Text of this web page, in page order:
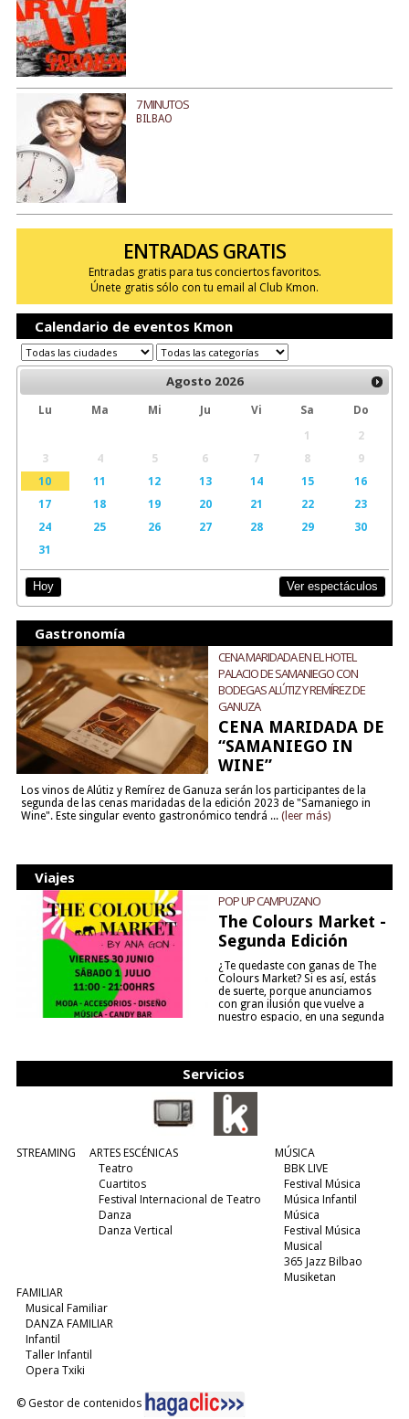
7 MINUTOS
BILBAO
ENTRADAS GRATIS
Entradas gratis para tus conciertos favoritos.
Únete gratis sólo con tu email al Club Kmon.
Calendario de eventos Kmon
Agosto 2026
Lu Ma Mi Ju Vi Sa
Do
1
2
3
4 5 6 7 8
9
10
11 12 13 14 15
16
17
18 19 20 21 22
23
24
25 26 27 28 29
30
31
Hoy Ver espectáculos
Gastronomía
CENA MARIDADA EN EL HOTEL
PALACIO DE SAMANIEGO CON
BODEGAS ALÚTIZ Y REMÍREZ DE
GANUZA
CENA MARIDADA DE
“SAMANIEGO IN
WINE”
Los vinos de Alútiz y Remírez de Ganuza serán los participantes de la
segunda de las cenas maridadas de la edición 2023 de "Samaniego in
Wine". Este singular evento gastronómico tendrá ... (leer más)
Viajes
POP UP CAMPUZANO
The Colours Market -
Segunda Edición
¿Te quedaste con ganas de The
Colours Market? Si es así, estás
de suerte, porque anunciamos
con gran ilusión que vuelve a
nuestro espacio, en una segunda
Servicios
STREAMING
ARTES ESCÉNICAS
Teatro
Cuartitos
Festival Internacional de Teatro
Danza
Danza Vertical
MÚSICA
BBK LIVE
Festival Música
Música Infantil
Música
Festival Música
Musical
365 Jazz Bilbao
Musiketan
FAMILIAR
Musical Familiar
DANZA FAMILIAR
Infantil
Taller Infantil
Opera Txiki
© Gestor de contenidos